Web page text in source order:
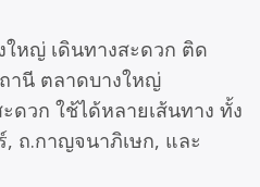
ใหญ่ เดินทางสะดวก ติด
านี ตลาดบางใหญ่
ดวก ใช้ได้หลายเส้นทาง ทั้ง
ถ.กาญจนาภิเษก, และ